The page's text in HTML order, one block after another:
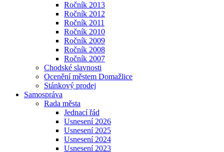
Ročník 2013
Ročník 2012
Ročník 2011
Ročník 2010
Ročník 2009
Ročník 2008
Ročník 2007
Chodské slavnosti
Ocenění městem Domažlice
Stánkový prodej
Samospráva
Rada města
Jednací řád
Usnesení 2026
Usnesení 2025
Usnesení 2024
Usnesení 2023